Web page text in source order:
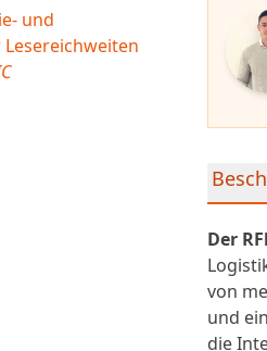
Der
von
und
die
und